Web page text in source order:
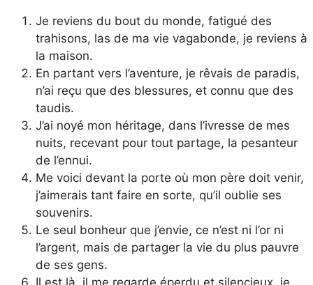
Je reviens du bout du monde, fatigué des
trahisons, las de ma vie vagabonde, je reviens à
la maison.
En partant vers l’aventure, je rêvais de paradis,
n’ai reçu que des blessures, et connu que des
taudis.
J’ai noyé mon héritage, dans l’ivresse de mes
nuits, recevant pour tout partage, la pesanteur
de l’ennui.
Me voici devant la porte où mon père doit venir,
j’aimerais tant faire en sorte, qu’il oublie ses
souvenirs.
Le seul bonheur que j’envie, ce n’est ni l’or ni
l’argent, mais de partager la vie du plus pauvre
de ses gens.
Il est là, il me regarde éperdu et silencieux, je